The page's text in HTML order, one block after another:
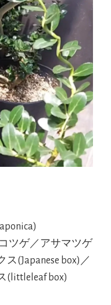
ツゲ／アサマツゲ
(Japanese box)／
(littleleaf box)